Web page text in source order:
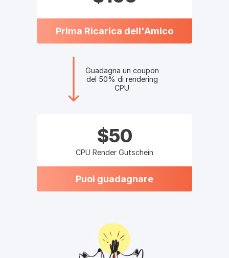
Prima Ricarica dell'Amico
Guadagna un coupon
del 50% di rendering
CPU
$50
CPU Render Gutschein
Puoi guadagnare